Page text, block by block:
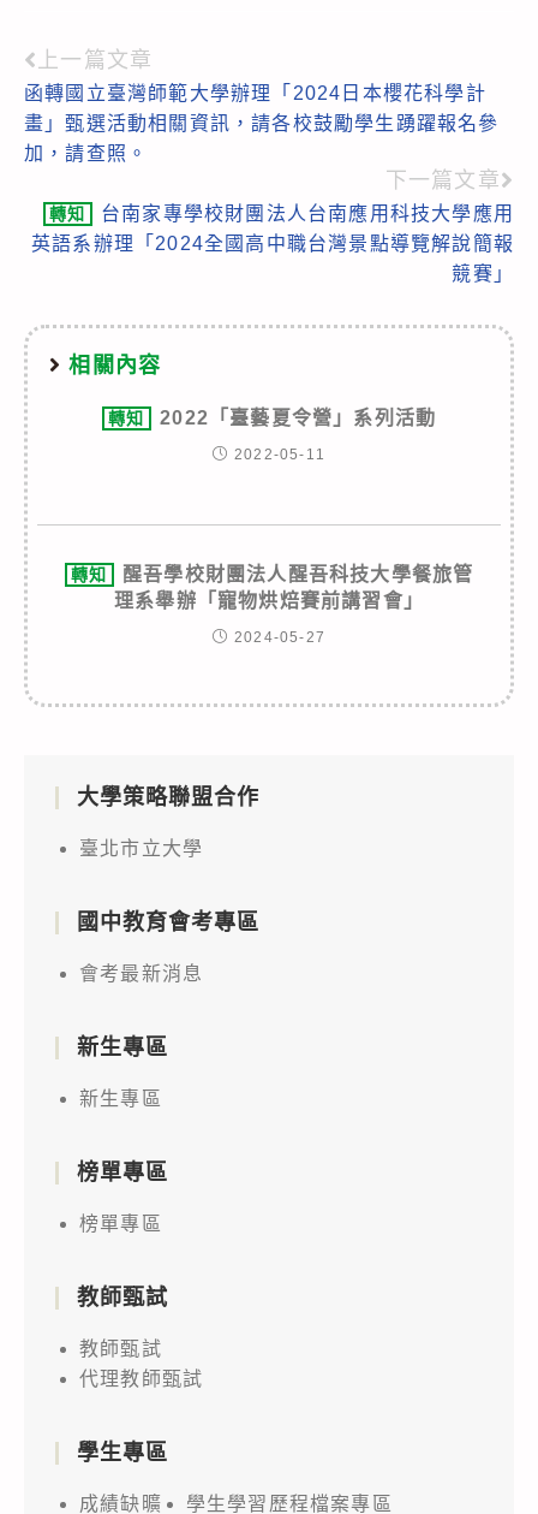
Read
more
articles
上一篇文章
函轉國立臺灣師範大學辦理「2024日本櫻花科學計
畫」甄選活動相關資訊，請各校鼓勵學生踴躍報名參
加，請查照。
下一篇文章
轉知
台南家專學校財團法人台南應用科技大學應用
英語系辦理「2024全國高中職台灣景點導覽解說簡報
競賽」
相關內容
轉知 2022「臺藝夏令營」系列活動
2022-05-11
轉知
醒吾學校財團法人醒吾科技大學餐旅管
理系舉辦「寵物烘焙賽前講習會」
2024-05-27
大學策略聯盟合作
臺北市立大學
國中教育會考專區
會考最新消息
新生專區
新生專區
榜單專區
榜單專區
教師甄試
教師甄試
代理教師甄試
學生專區
成績缺曠 學生學習歷程檔案專區